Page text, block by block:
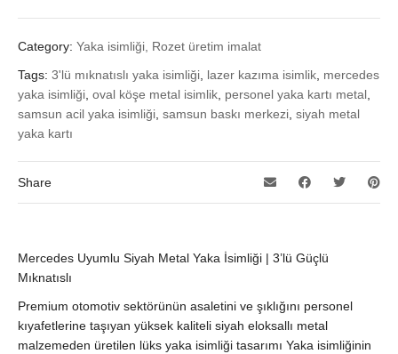
Category: Yaka isimliği, Rozet üretim imalat
Tags: 3'lü mıknatıslı yaka isimliği lazer kazıma isimlik mercedes
yaka isimliği oval köşe metal isimlik personel yaka kartı metal
samsun acil yaka isimliği samsun baskı merkezi siyah metal
yaka kartı
Share
Mercedes Uyumlu Siyah Metal Yaka İsimliği | 3’lü Güçlü
Mıknatıslı
Premium otomotiv sektörünün asaletini ve şıklığını personel
kıyafetlerine taşıyan yüksek kaliteli siyah eloksallı metal
malzemeden üretilen lüks yaka isimliği tasarımı Yaka isimliğinin